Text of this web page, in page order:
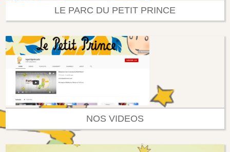
LE PARC DU PETIT PRINCE
NOS VIDEOS